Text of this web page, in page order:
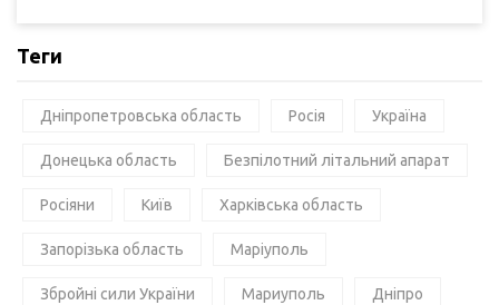
Теги
Дніпропетровська область Росія Україна
Донецька область Безпілотний літальний апарат
Росіяни Київ Харківська область
Запорізька область Маріуполь
Збройні сили України Мариуполь Дніпро